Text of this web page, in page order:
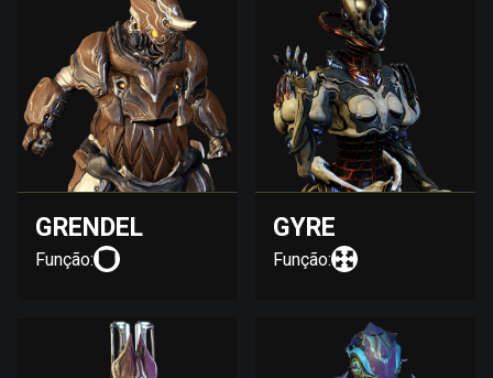
GRENDEL
Função:
GYRE
Função: